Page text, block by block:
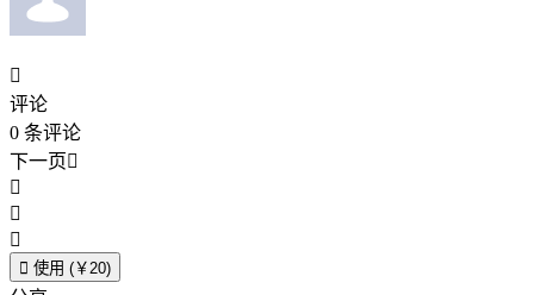

评论
0 条评论
下一页



 使用 (￥20)